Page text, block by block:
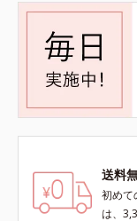
送料
初めて
は、